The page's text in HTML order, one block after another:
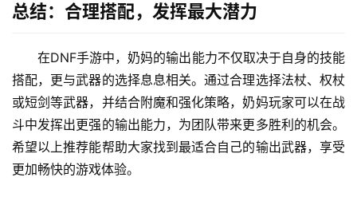
总结：合理搭配，发挥最大潜力
在DNF手游中，奶妈的输出能力不仅取决于自身的技能
搭配，更与武器的选择息息相关。通过合理选择法杖、权杖
或短剑等武器，并结合附魔和强化策略，奶妈玩家可以在战
斗中发挥出更强的输出能力，为团队带来更多胜利的机会。
希望以上推荐能帮助大家找到最适合自己的输出武器，享受
更加畅快的游戏体验。